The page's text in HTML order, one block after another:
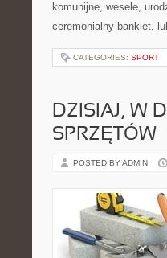
komunijne, wesele,
ceremonialny bankiet,
CATEGORIES: SPORT
DZISIAJ, W
SPRZĘTÓW
POSTED BY ADMIN